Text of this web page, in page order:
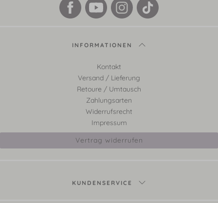
INFORMATIONEN
Kontakt
Versand / Lieferung
Retoure / Umtausch
Zahlungsarten
Widerrufsrecht
Impressum
Vertrag widerrufen
KUNDENSERVICE